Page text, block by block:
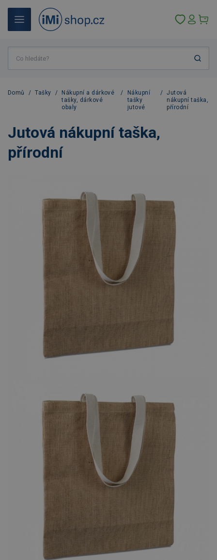
Domů / Tašky /
Nákupní a dárkové
tašky, dárkové
obaly
/
Nákupní
tašky
jutové
/
Jutová
nákupní taška,
přírodní
Jutová nákupní taška,
přírodní